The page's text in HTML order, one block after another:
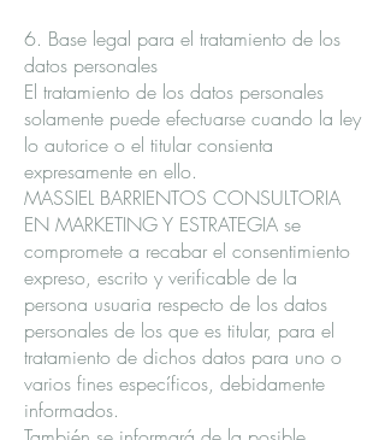
6. Base legal para el tratamiento de los
datos personales
El tratamiento de los datos personales
solamente puede efectuarse cuando la ley
lo autorice o el titular consienta
expresamente en ello.
MASSIEL BARRIENTOS CONSULTORIA
EN MARKETING Y ESTRATEGIA se
compromete a recabar el consentimiento
expreso, escrito y verificable de la
persona usuaria respecto de los datos
personales de los que es titular, para el
tratamiento de dichos datos para uno o
varios fines específicos, debidamente
informados.